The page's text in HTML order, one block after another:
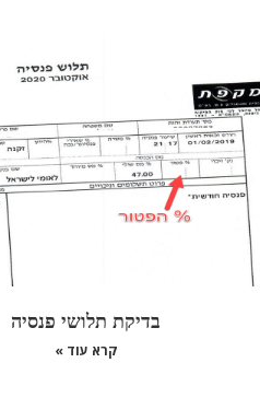
בדיקת תלושי פנסיה
קרא עוד »